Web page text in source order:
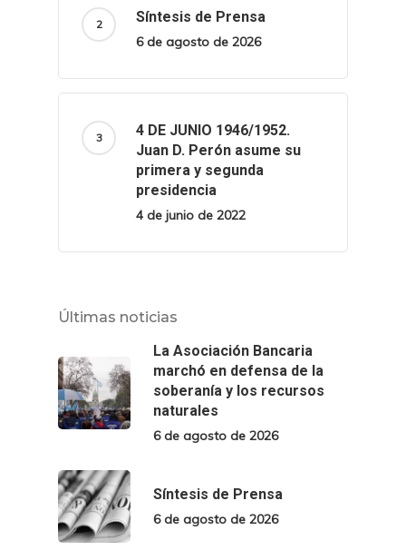
Síntesis de Prensa
6 de agosto de 2026
4 DE JUNIO 1946/1952.
Juan D. Perón asume su
primera y segunda
presidencia
4 de junio de 2022
Últimas noticias
La Asociación Bancaria
marchó en defensa de la
soberanía y los recursos
naturales
6 de agosto de 2026
Síntesis de Prensa
6 de agosto de 2026